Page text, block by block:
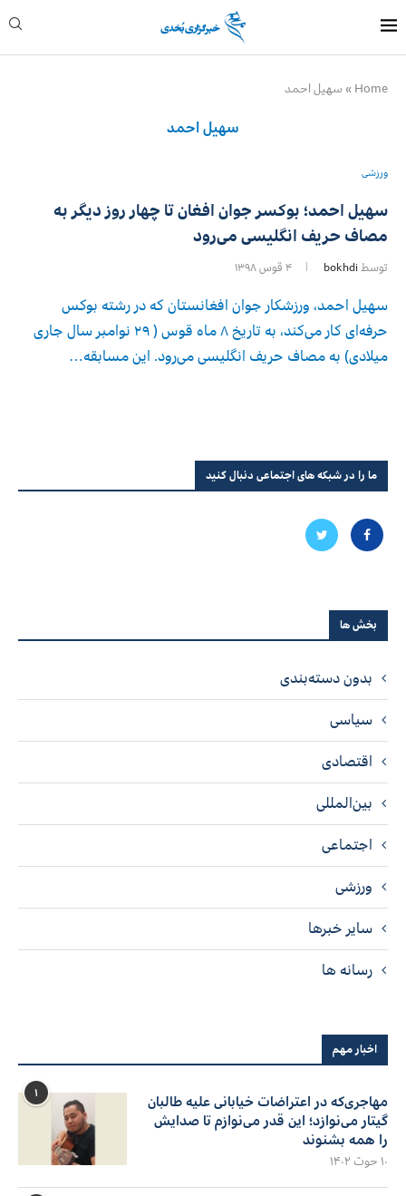
Home
» سهیل احمد
سهیل احمد
ورزشی
سهیل احمد؛ بوکسر جوان افغان تا چهار روز دیگر به
مصاف حریف انگلیسی می‌رود
توسط bokhdi ۴ قوس ۱۳۹۸
سهیل احمد، ورزشکار جوان افغانستان که در رشته بوکس
حرفه‌ای کار می‌کند، به تاریخ ۸ ماه قوس ( ۲۹ نوامبر سال جاری
میلادی) به مصاف حریف انگلیسی می‌رود. این مسابقه…
ما را در شبکه های اجتماعی دنبال کنید
بخش ها
بدون دسته‌بندی
سیاسی
اقتصادی
بین‌المللی
اجتماعی
ورزشی
سایر خبرها
رسانه ها
اخبار مهم
۱
مهاجری‌که در اعتراضات خیابانی علیه طالبان
گیتار می‌نوازد؛ این قدر می‌نوازم تا صدایش
را همه بشنوند
۱۰ حوت ۱۴۰۲